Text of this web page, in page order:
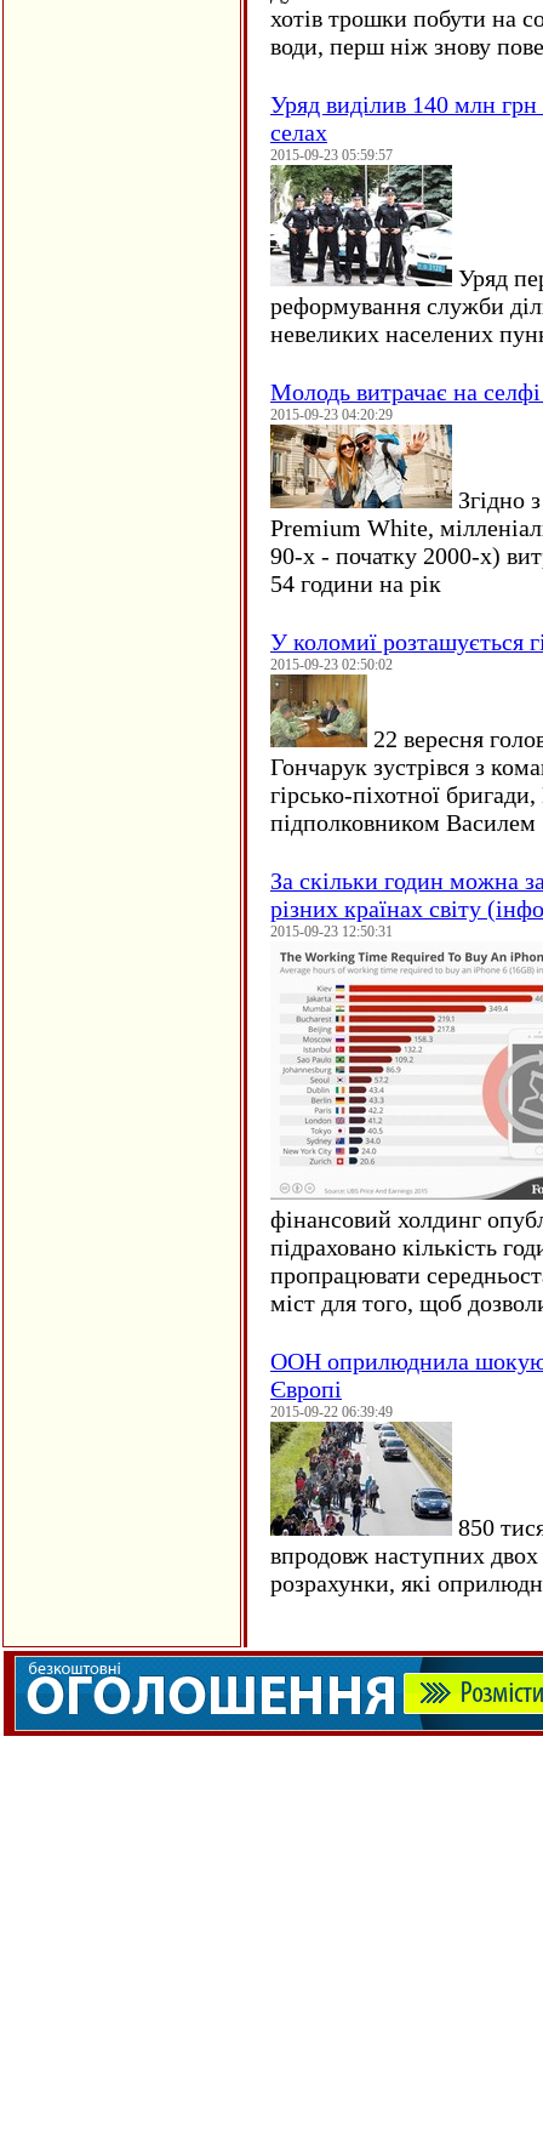
хотів трошки побути на
води, перш ніж знову
Уряд виділив 140 млн
селах
2015-09-23 05:59:57
Уряд
реформування служби
невеликих населених
Молодь витрачає на
2015-09-23 04:20:29
Згідно
Premium White,
90-х - початку 2000-х)
54 години на рік
У коломиї розташується
2015-09-23 02:50:02
22 вересня
Гончарук зустрівся з
гірсько-піхотної
підполковником
За скільки годин можна
різних країнах світу
2015-09-23 12:50:31
фінансовий холдинг
підраховано кількість
пропрацювати
міст для того, щоб
ООН оприлюднила
Європі
2015-09-22 06:39:49
850
впродовж наступних
розрахунки, які